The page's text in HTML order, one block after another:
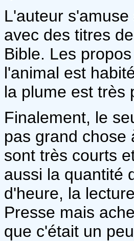
L'auteur
avec des titres
Bible. Les
l'animal est
la plume est très
Finalement, le
pas grand chose
sont très courts
aussi la quantité
d'heure, la
Presse mais
que c'était un